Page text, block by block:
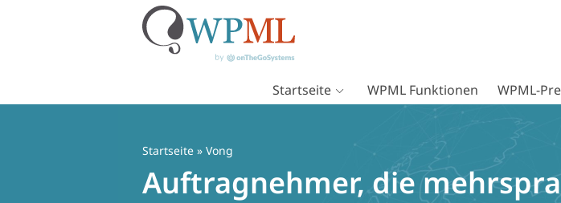
Startseite WPML Funktionen WPML-
Startseite » Vong
Auftragnehmer, die